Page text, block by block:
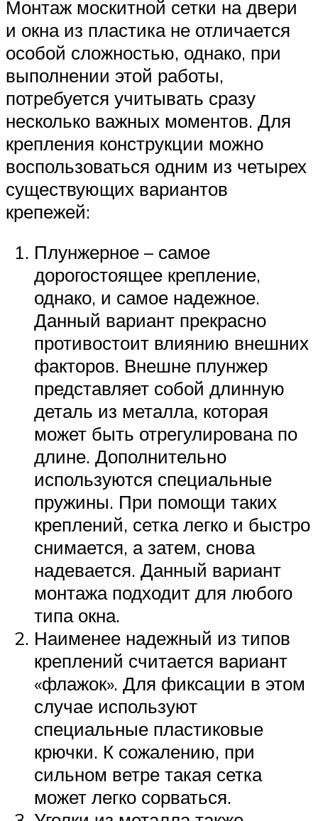
Монтаж москитной сетки на двери
и окна из пластика не отличается
особой сложностью, однако, при
выполнении этой работы,
потребуется учитывать сразу
несколько важных моментов. Для
крепления конструкции можно
воспользоваться одним из четырех
существующих вариантов
крепежей:
Плунжерное – самое
дорогостоящее крепление,
однако, и самое надежное.
Данный вариант прекрасно
противостоит влиянию внешних
факторов. Внешне плунжер
представляет собой длинную
деталь из металла, которая
может быть отрегулирована по
длине. Дополнительно
используются специальные
пружины. При помощи таких
креплений, сетка легко и быстро
снимается, а затем, снова
надевается. Данный вариант
монтажа подходит для любого
типа окна.
Наименее надежный из типов
креплений считается вариант
«флажок». Для фиксации в этом
случае используют
специальные пластиковые
крючки. К сожалению, при
сильном ветре такая сетка
может легко сорваться.